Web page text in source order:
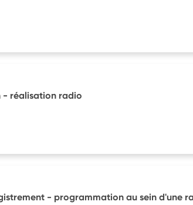
- réalisation radio
- programmation au sein d'une